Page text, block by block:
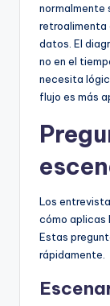
normalmente
retroalimenta
datos. El
no en el
necesita
flujo es más
Los
cómo aplicas
Estas
rápidamente.